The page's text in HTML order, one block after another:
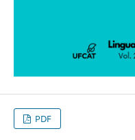
PDF